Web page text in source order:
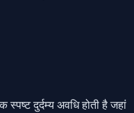
दुर्दम्य अवधि होती है जहां